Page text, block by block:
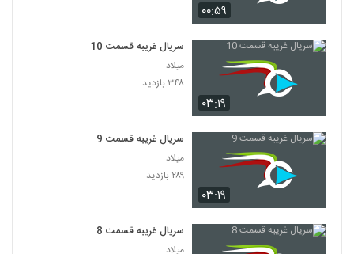
۰۰:۵۹
۰۳:۱۹
سریال غریبه قسمت 10
میلاد
۳۴۸ بازدید
۰۳:۱۹
سریال غریبه قسمت 9
میلاد
۲۸۹ بازدید
سریال غریبه قسمت 8
میلاد